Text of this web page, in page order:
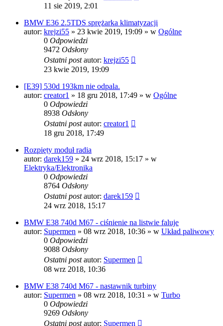
11 sie 2019, 2:01
BMW E36 2.5TDS sprężarka klimatyzacji
autor: krejzi55 » 23 kwie 2019, 19:09 » w Ogólne
0 Odpowiedzi
9472 Odsłony
Ostatni postautor: krejzi55
23 kwie 2019, 19:09
[E39] 530d 193km nie odpala.
autor: creator1 » 18 gru 2018, 17:49 » w Ogólne
0 Odpowiedzi
8938 Odsłony
Ostatni postautor: creator1
18 gru 2018, 17:49
Rozpięty moduł radia
autor: darek159 » 24 wrz 2018, 15:17 » w
Elektryka/Elektronika
0 Odpowiedzi
8764 Odsłony
Ostatni postautor: darek159
24 wrz 2018, 15:17
BMW E38 740d M67 - ciśnienie na listwie faluje
autor: Supermen » 08 wrz 2018, 10:36 » w Układ paliwowy
0 Odpowiedzi
9088 Odsłony
Ostatni postautor: Supermen
08 wrz 2018, 10:36
BMW E38 740d M67 - nastawnik turbiny
autor: Supermen » 08 wrz 2018, 10:31 » w Turbo
0 Odpowiedzi
9269 Odsłony
Ostatni postautor: Supermen